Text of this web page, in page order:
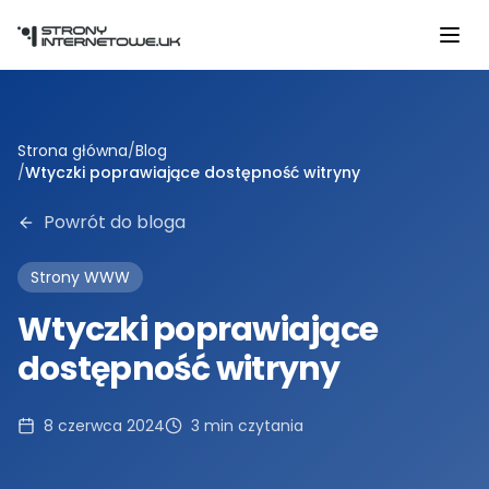
Strona główna/Blog
/Wtyczki poprawiające dostępność witryny
Powrót do bloga
Strony WWW
Wtyczki poprawiające
dostępność witryny
8 czerwca 2024 3 min czytania